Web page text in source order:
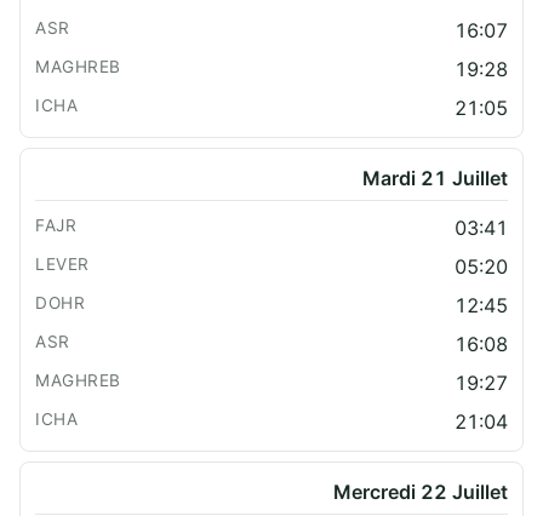
16:07
19:28
21:05
Mardi 21 Juillet
03:41
05:20
12:45
16:08
19:27
21:04
Mercredi 22 Juillet